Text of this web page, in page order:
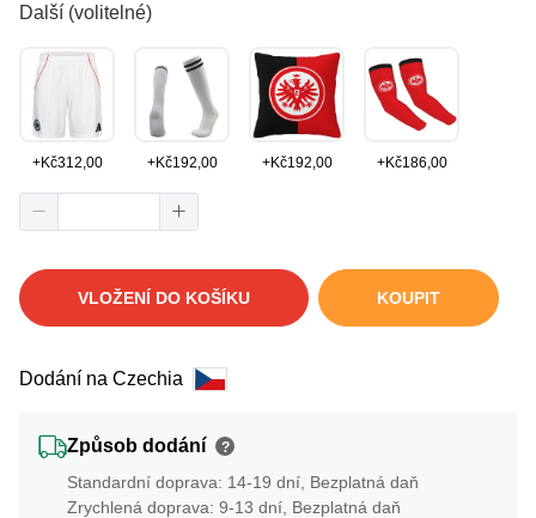
Další (volitelné)
+Kč312,00 +Kč192,00 +Kč192,00 +Kč186,00
VLOŽENÍ DO KOŠÍKU KOUPIT
Dodání na Czechia
Způsob dodání ?
Standardní doprava: 14-19 dní, Bezplatná daň
Zrychlená doprava: 9-13 dní, Bezplatná daň